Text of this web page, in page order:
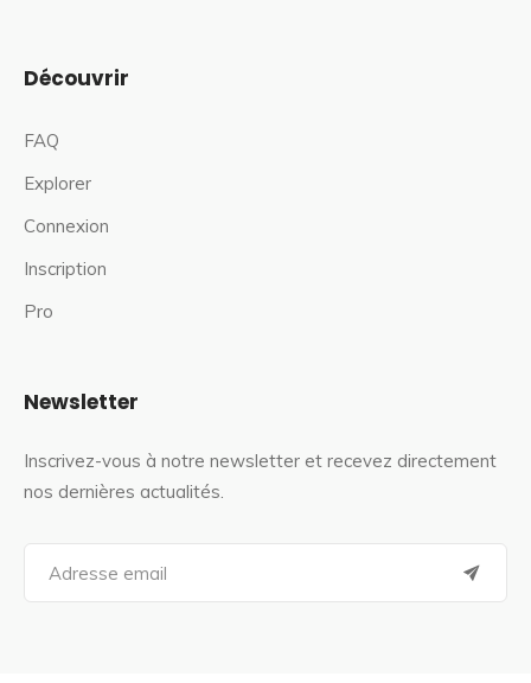
Découvrir
FAQ
Explorer
Connexion
Inscription
Pro
Newsletter
Inscrivez-vous à notre newsletter et recevez directement
nos dernières actualités.
a